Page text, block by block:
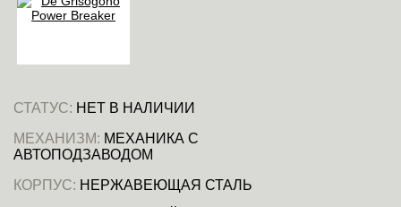
СТАТУС: НЕТ В НАЛИЧИИ
МЕХАНИЗМ: МЕХАНИКА С
АВТОПОДЗАВОДОМ
КОРПУС: НЕРЖАВЕЮЩАЯ СТАЛЬ